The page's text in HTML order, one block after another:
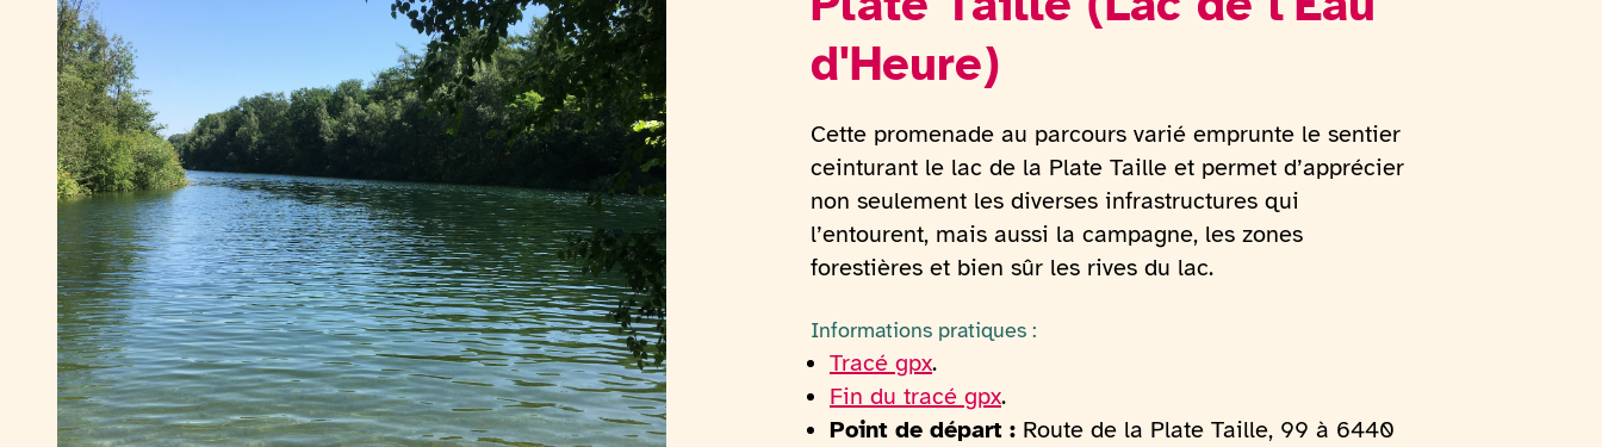
d'Heure)
Cette promenade au parcours varié emprunte le sentier
ceinturant le lac de la Plate Taille et permet d’apprécier
non seulement les diverses infrastructures qui
l’entourent, mais aussi la campagne, les zones
forestières et bien sûr les rives du lac.
Informations pratiques :
Tracé gpx.
Fin du tracé gpx.
Point de départ : Route de la Plate Taille, 99 à 6440